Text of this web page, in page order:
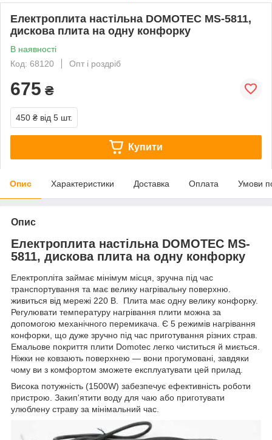
Електроплита настільна DOMOTEC MS-5811,
дискова плита на одну конфорку
В наявності
Код: 68120
Опт і роздріб
675 ₴
450 ₴ від 5 шт.
Купити
Опис Характеристики Доставка Оплата Умови
Опис
Електроплита настільна DOMOTEC MS-
5811, дискова плита на одну конфорку
Електропліта займає мінімум місця, зручна під час
транспортування та має велику нагрівальну поверхню.
живиться від мережі 220 В. Плита має одну велику конфорку.
Регулювати температуру нагрівання плити можна за
допомогою механічного перемикача. Є 5 режимів нагрівання
конфорки, що дуже зручно під час приготування різних страв.
Емальове покриття плити Domotec легко чиститься й миється.
Ніжки не ковзають поверхнею — вони прогумовані, завдяки
чому ви з комфортом зможете експлуатувати цей прилад.
Висока потужність (1500W) забезпечує ефективність роботи
пристрою. Закип'ятити воду для чаю або приготувати
улюблену страву за мінімальний час.